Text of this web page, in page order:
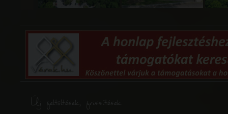
Új feltöltések, frissítések